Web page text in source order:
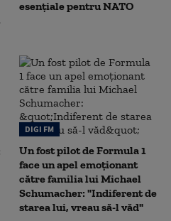
esențiale pentru NATO
DIGI FM
Un fost pilot de Formula 1
face un apel emoționant
către familia lui Michael
Schumacher: "Indiferent de
starea lui, vreau să-l văd"